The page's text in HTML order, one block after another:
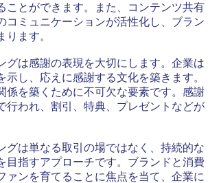
ことができます。また、コンテンツ共有
コミュニケーションが活性化し、ブラン
ります。
グは感謝の表現を大切にします。企業は
示し、応えに感謝する文化を築きます。
係を築くために不可欠な要素です。感謝
行われ、割引、特典、プレゼントなどが
グは単なる取引の場ではなく、持続的な
目指すアプローチです。ブランドと消費
ァンを育てることに焦点を当て、企業に